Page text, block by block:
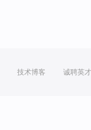
技术博客 诚聘英才